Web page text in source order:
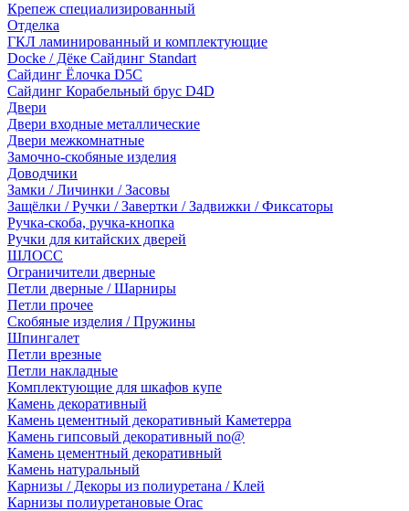
Крепеж специализированный
Отделка
ГКЛ ламинированный и комплектующие
Docke / Дёке Сайдинг Standart
Сайдинг Ёлочка D5C
Сайдинг Корабельный брус D4D
Двери
Двери входные металлические
Двери межкомнатные
Замочно-скобяные изделия
Доводчики
Замки / Личинки / Засовы
Защёлки / Ручки / Завертки / Задвижки / Фиксаторы
Ручка-скоба, ручка-кнопка
Ручки для китайских дверей
ШЛОСС
Ограничители дверные
Петли дверные / Шарниры
Петли прочее
Скобяные изделия / Пружины
Шпингалет
Петли врезные
Петли накладные
Комплектующие для шкафов купе
Камень декоративный
Камень цементный декоративный Каметерра
Камень гипсовый декоративный no@
Камень цементный декоративный
Камень натуральный
Карнизы / Декоры из полиуретана / Клей
Карнизы полиуретановые Orac